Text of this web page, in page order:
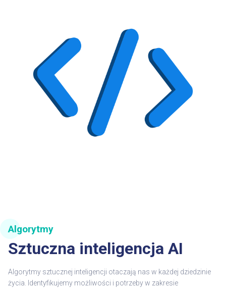
Algorytmy
Sztuczna inteligencja AI
Algorytmy sztucznej inteligencji otaczają nas w każdej dziedzinie
życia. Identyfikujemy możliwości i potrzeby w zakresie